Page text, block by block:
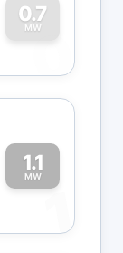
0.7
MW
0
1.1
MW
1